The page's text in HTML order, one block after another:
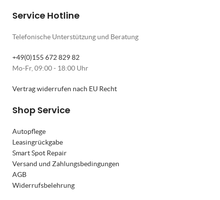
Service Hotline
Telefonische Unterstützung und Beratung
+49(0)155 672 829 82
Mo-Fr, 09:00 - 18:00 Uhr
Vertrag widerrufen nach EU Recht
Shop Service
Autopflege
Leasingrückgabe
Smart Spot Repair
Versand und Zahlungsbedingungen
AGB
Widerrufsbelehrung